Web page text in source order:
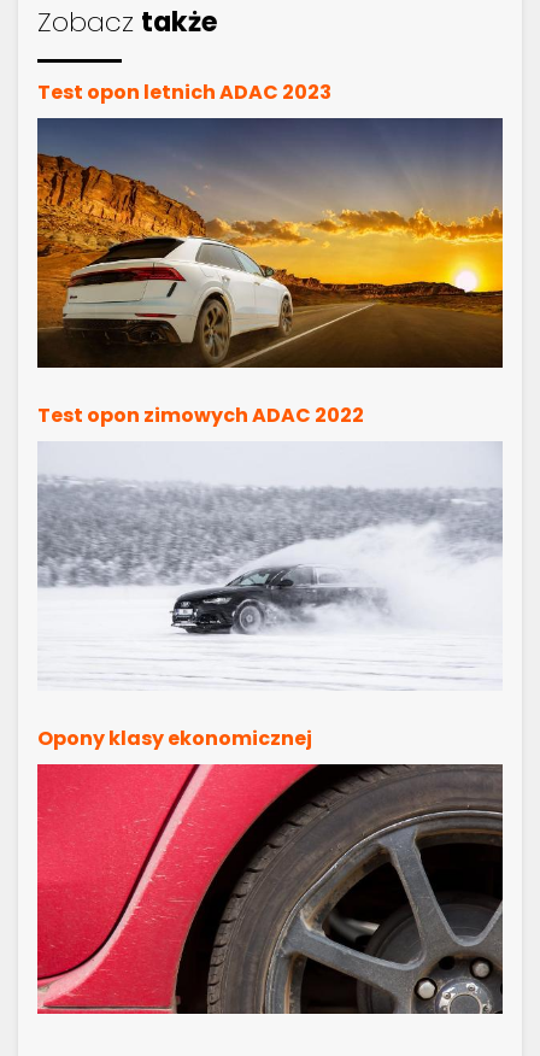
Zobacz także
Test opon letnich ADAC 2023
Test opon zimowych ADAC 2022
Opony klasy ekonomicznej